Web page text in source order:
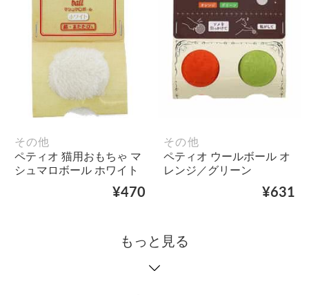
その他
ペティオ 猫用おもちゃ マ
シュマロボール ホワイト
¥470
その他
ペティオ ウールボール オ
レンジ／グリーン
¥631
もっと見る